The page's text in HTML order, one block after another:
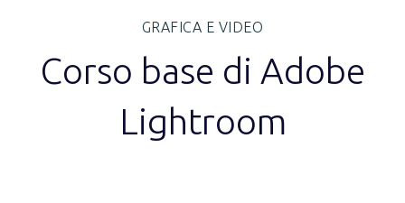
GRAFICA E VIDEO
Corso base di Adobe
Lightroom